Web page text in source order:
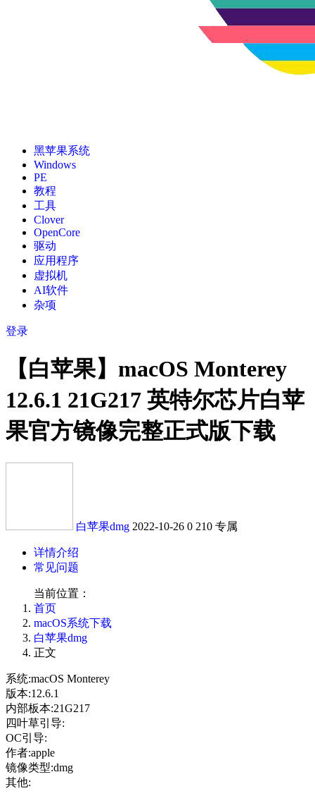
黑苹果系统
Windows
PE
教程
工具
Clover
OpenCore
驱动
应用程序
虚拟机
AI软件
杂项
登录
【白苹果】macOS Monterey
12.6.1 21G217 英特尔芯片白苹
果官方镜像完整正式版下载
白苹果dmg 2022-10-26 0 210 专属
详情介绍
常见问题
当前位置：
首页
macOS系统下载
白苹果dmg
正文
系统:macOS Monterey
版本:12.6.1
内部板本:21G217
四叶草引导:
OC引导:
作者:apple
镜像类型:dmg
其他: